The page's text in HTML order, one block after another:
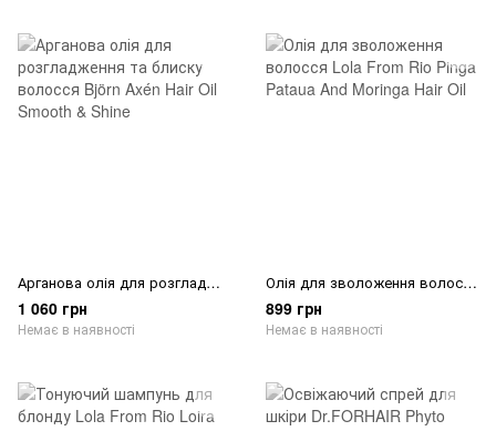
Арганова олія для розгладження та блиску волосся Björn Axén Hair Oil Smooth & Shine
1 060 грн
Немає в наявності
Олія для зволоження волосся Lola From Rio Pinga Pataua And Moringa Hair Oil
899 грн
Немає в наявності